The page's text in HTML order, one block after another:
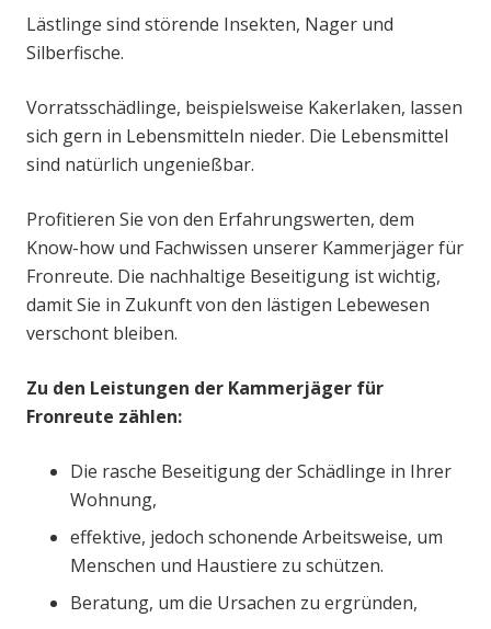
Lästlinge sind störende Insekten, Nager und
Silberfische.
Vorratsschädlinge, beispielsweise Kakerlaken, lassen
sich gern in Lebensmitteln nieder. Die Lebensmittel
sind natürlich ungenießbar.
Profitieren Sie von den Erfahrungswerten, dem
Know-how und Fachwissen unserer Kammerjäger für
Fronreute. Die nachhaltige Beseitigung ist wichtig,
damit Sie in Zukunft von den lästigen Lebewesen
verschont bleiben.
Zu den Leistungen der Kammerjäger für
Fronreute zählen:
Die rasche Beseitigung der Schädlinge in Ihrer
Wohnung,
effektive, jedoch schonende Arbeitsweise, um
Menschen und Haustiere zu schützen.
Beratung, um die Ursachen zu ergründen,